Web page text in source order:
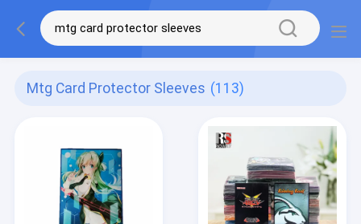
Mtg Card Protector Sleeves (113)